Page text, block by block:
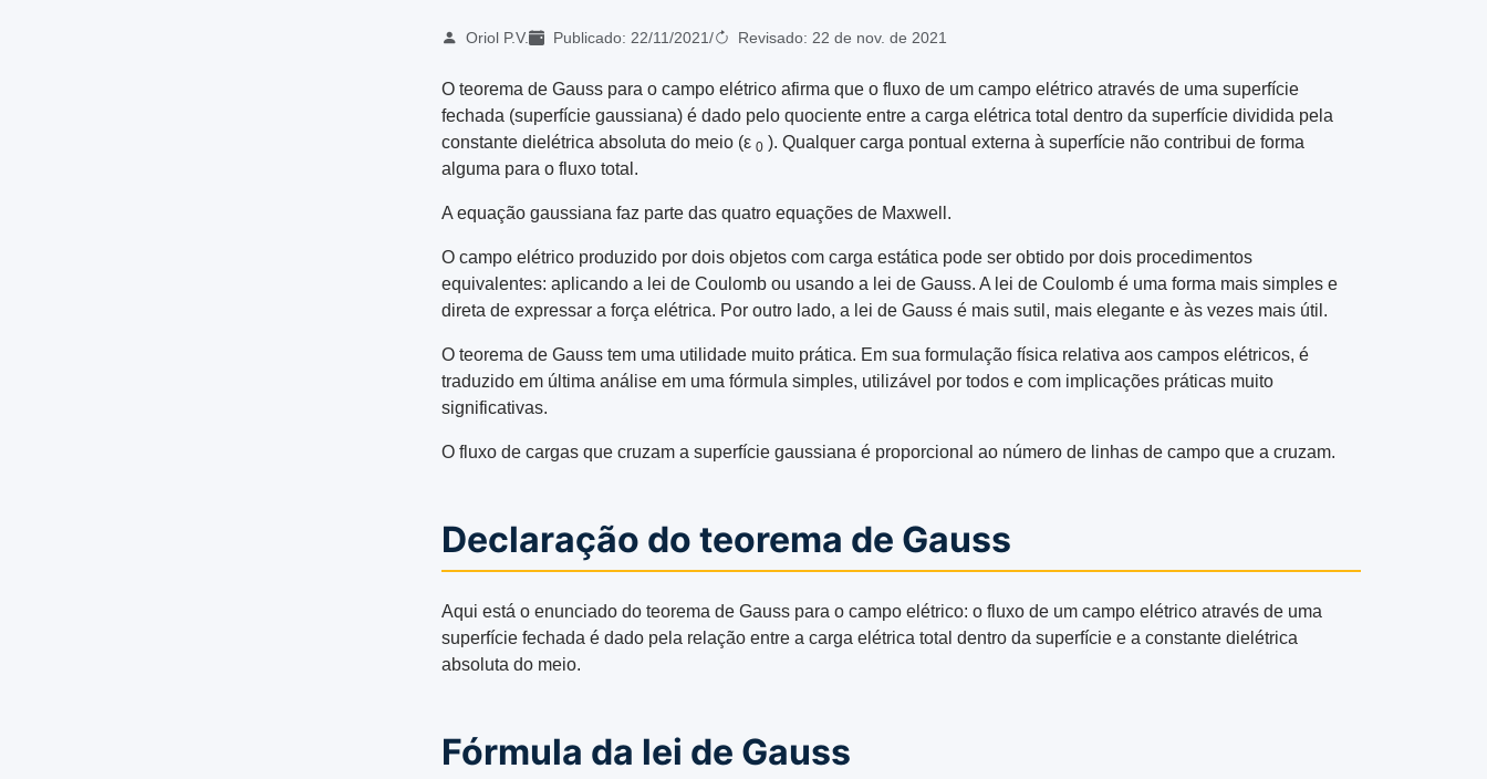
Oriol P.V. Publicado: 22/11/2021/ Revisado: 22 de nov. de 2021
O teorema de Gauss para o campo elétrico afirma que o fluxo de um campo elétrico através de uma superfície
fechada (superfície gaussiana) é dado pelo quociente entre a carga elétrica total dentro da superfície dividida pela
constante dielétrica absoluta do meio (ε 0 ). Qualquer carga pontual externa à superfície não contribui de forma
alguma para o fluxo total.
A equação gaussiana faz parte das quatro equações de Maxwell.
O campo elétrico produzido por dois objetos com carga estática pode ser obtido por dois procedimentos
equivalentes: aplicando a lei de Coulomb ou usando a lei de Gauss. A lei de Coulomb é uma forma mais simples e
direta de expressar a força elétrica. Por outro lado, a lei de Gauss é mais sutil, mais elegante e às vezes mais útil.
O teorema de Gauss tem uma utilidade muito prática. Em sua formulação física relativa aos campos elétricos, é
traduzido em última análise em uma fórmula simples, utilizável por todos e com implicações práticas muito
significativas.
O fluxo de cargas que cruzam a superfície gaussiana é proporcional ao número de linhas de campo que a cruzam.
Declaração do teorema de Gauss
Aqui está o enunciado do teorema de Gauss para o campo elétrico: o fluxo de um campo elétrico através de uma
superfície fechada é dado pela relação entre a carga elétrica total dentro da superfície e a constante dielétrica
absoluta do meio.
Fórmula da lei de Gauss